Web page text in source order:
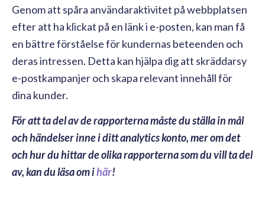
Genom att spåra användaraktivitet på webbplatsen
efter att ha klickat på en länk i e-posten, kan man få
en bättre förståelse för kundernas beteenden och
deras intressen. Detta kan hjälpa dig att skräddarsy
e-postkampanjer och skapa relevant innehåll för
dina kunder.
För att ta del av de rapporterna måste du ställa in mål
och händelser inne i ditt analytics konto, mer om det
och hur du hittar de olika rapporterna som du vill ta del
av, kan du läsa om ihär!